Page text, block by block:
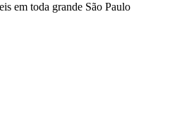
em toda grande São Paulo